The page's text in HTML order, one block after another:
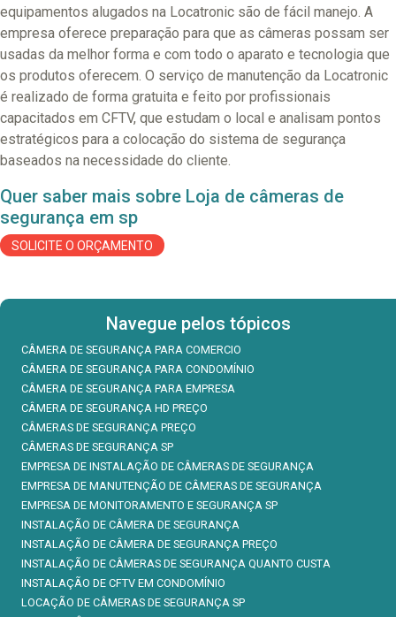
equipamentos alugados na Locatronic são de fácil manejo. A
empresa oferece preparação para que as câmeras possam ser
usadas da melhor forma e com todo o aparato e tecnologia que
os produtos oferecem. O serviço de manutenção da Locatronic
é realizado de forma gratuita e feito por profissionais
capacitados em CFTV, que estudam o local e analisam pontos
estratégicos para a colocação do sistema de segurança
baseados na necessidade do cliente.
Quer saber mais sobre Loja de câmeras de
segurança em sp
SOLICITE O ORÇAMENTO
Navegue pelos tópicos
CÂMERA DE SEGURANÇA PARA COMERCIO
CÂMERA DE SEGURANÇA PARA CONDOMÍNIO
CÂMERA DE SEGURANÇA PARA EMPRESA
CÂMERA DE SEGURANÇA HD PREÇO
CÂMERAS DE SEGURANÇA PREÇO
CÂMERAS DE SEGURANÇA SP
EMPRESA DE INSTALAÇÃO DE CÂMERAS DE SEGURANÇA
EMPRESA DE MANUTENÇÃO DE CÂMERAS DE SEGURANÇA
EMPRESA DE MONITORAMENTO E SEGURANÇA SP
INSTALAÇÃO DE CÂMERA DE SEGURANÇA
INSTALAÇÃO DE CÂMERA DE SEGURANÇA PREÇO
INSTALAÇÃO DE CÂMERAS DE SEGURANÇA QUANTO CUSTA
INSTALAÇÃO DE CFTV EM CONDOMÍNIO
LOCAÇÃO DE CÂMERAS DE SEGURANÇA SP